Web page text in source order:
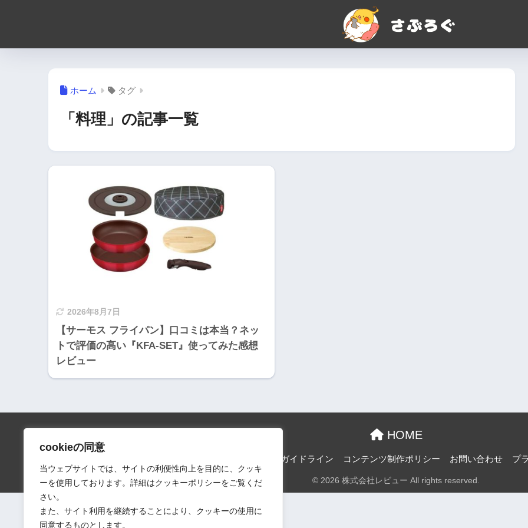
cookieの同意
当ウェブサイトでは、サイトの利便性向上を目的に、クッキ
ーを使用しております。詳細はクッキーポリシーをご覧くだ
さい。
また、サイト利用を継続することにより、クッキーの使用に
同意するものとします。
ホーム タグ
「料理」の記事一覧
2026年8月7日
【サーモス フライパン】口コミは本当？ネッ
トで評価の高い『KFA-SET』使ってみた感想
レビュー
HOME
口コミ投稿ガイドライン コンテンツ制作ポリシー お問い合わせ プ
© 2026 株式会社レビュー All rights reserved.